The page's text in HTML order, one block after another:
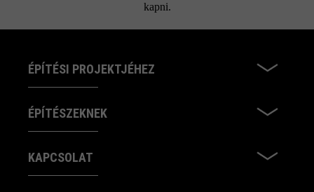
kapni.
ÉPÍTÉSI PROJEKTJÉHEZ
ÉPÍTÉSZEKNEK
KAPCSOLAT